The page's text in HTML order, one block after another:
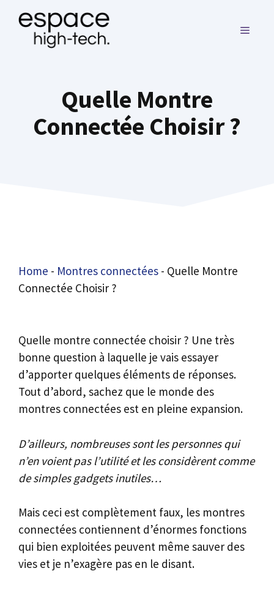
contenu
MENU
Quelle Montre
Connectée Choisir ?
Home - Montres connectées - Quelle Montre
Connectée Choisir ?
Quelle montre connectée choisir ? Une très
bonne question à laquelle je vais essayer
d’apporter quelques éléments de réponses.
Tout d’abord, sachez que le monde des
montres connectées est en pleine expansion.
D’ailleurs, nombreuses sont les personnes qui
n’en voient pas l’utilité et les considèrent comme
de simples gadgets inutiles…
Mais ceci est complètement faux, les montres
connectées contiennent d’énormes fonctions
qui bien exploitées peuvent même sauver des
vies et je n’exagère pas en le disant.